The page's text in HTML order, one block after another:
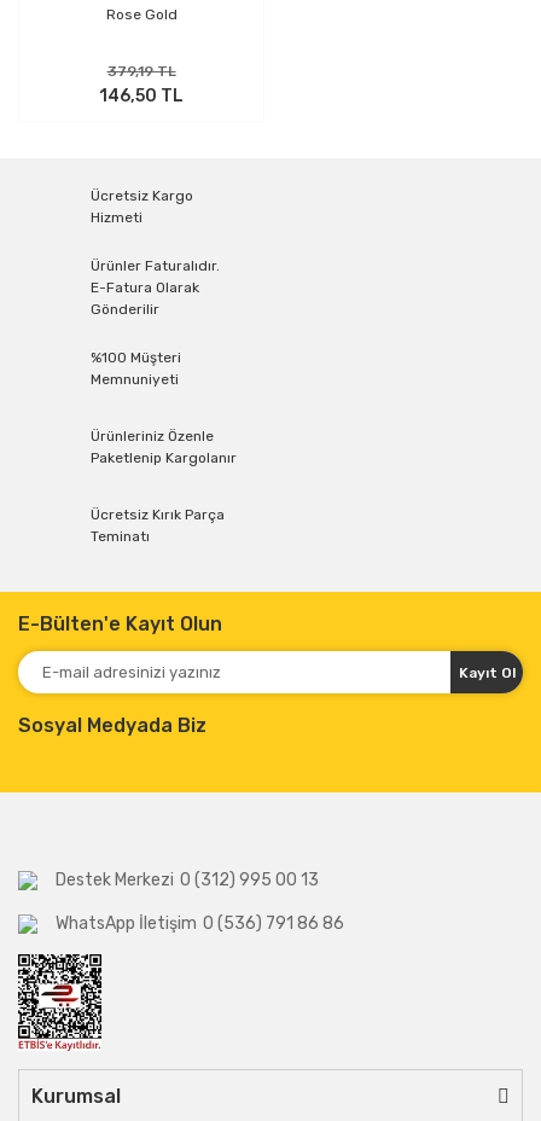
Rose Gold
379,19 TL
146,50 TL
Ücretsiz Kargo
Hizmeti
Ürünler Faturalıdır.
E-Fatura Olarak
Gönderilir
%100 Müşteri
Memnuniyeti
Ürünleriniz Özenle
Paketlenip Kargolanır
Ücretsiz Kırık Parça
Teminatı
E-Bülten'e Kayıt Olun
Kayıt Ol
Sosyal Medyada Biz
Destek Merkezi 0 (312) 995 00 13
WhatsApp İletişim 0 (536) 791 86 86
Kurumsal